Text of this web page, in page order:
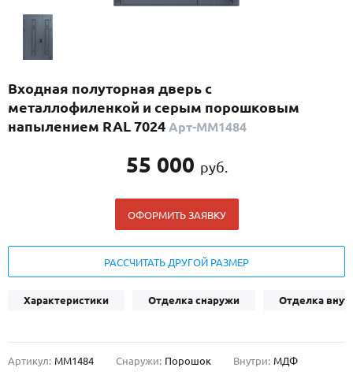
С реечным дизайном(29)
ПО НАЗНАЧЕНИЮ
ПО КОНСТРУКЦИИ
Входная полуторная дверь с
металлофиленкой и серым порошковым
напылением RAL 7024 Арт-ММ1484
55 000 руб.
ОФОРМИТЬ ЗАЯВКУ
РАССЧИТАТЬ ДРУГОЙ РАЗМЕР
Характеристики Отделка снаружи Отделка
Артикул: ММ1484 Снаружи: Порошок Внутри: МДФ